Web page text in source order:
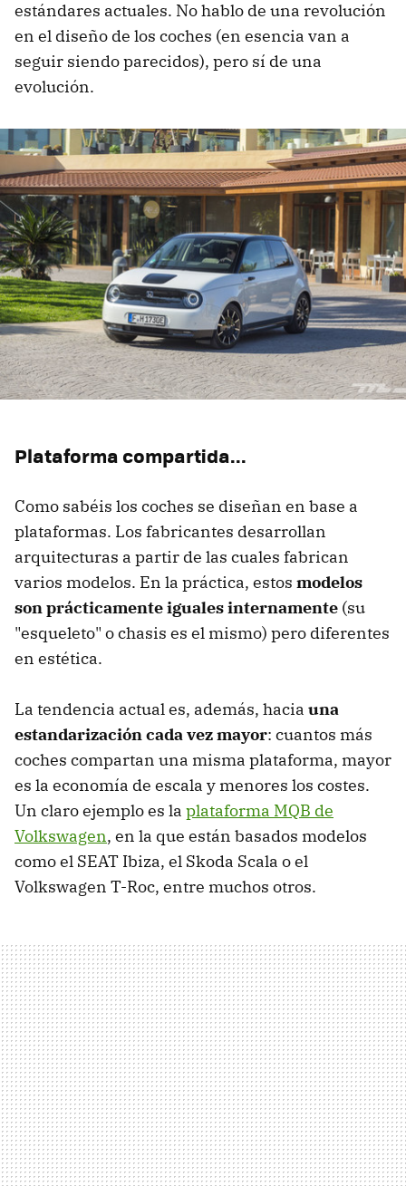
estándares actuales. No hablo de una revolución
en el diseño de los coches (en esencia van a
seguir siendo parecidos), pero sí de una
evolución.
Plataforma compartida...
Como sabéis los coches se diseñan en base a
plataformas. Los fabricantes desarrollan
arquitecturas a partir de las cuales fabrican
varios modelos. En la práctica, estos modelos
son prácticamente iguales internamente (su
"esqueleto" o chasis es el mismo) pero diferentes
en estética.
La tendencia actual es, además, hacia una
estandarización cada vez mayor: cuantos más
coches compartan una misma plataforma, mayor
es la economía de escala y menores los costes.
Un claro ejemplo es la plataforma MQB de
Volkswagen, en la que están basados modelos
como el SEAT Ibiza, el Skoda Scala o el
Volkswagen T-Roc, entre muchos otros.